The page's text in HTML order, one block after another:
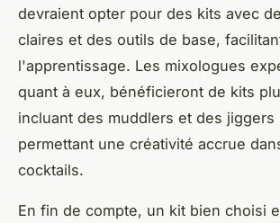
devraient opter pour des kits avec
claires et des outils de base,
l'apprentissage. Les mixologues
quant à eux, bénéficieront de kits
incluant des muddlers et des jiggers
permettant une créativité accrue
cocktails.
En fin de compte, un kit bien choisi